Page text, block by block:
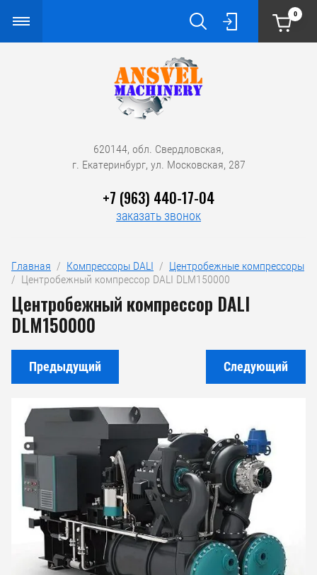
0
620144, обл. Свердловская,
г. Екатеринбург, ул. Московская, 287
+7 (963) 440-17-04
заказать звонок
Главная
  /
Компрессоры DALI
  /
Центробежные компрессоры
/  Центробежный компрессор DALI DLM150000
Центробежный компрессор DALI
DLM150000
Предыдущий Следующий